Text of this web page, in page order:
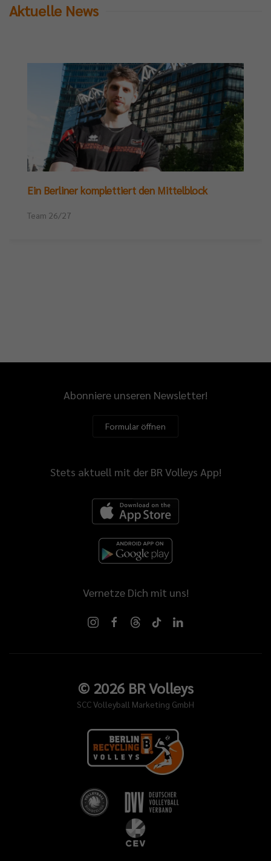
Aktuelle News
Ein Berliner komplettiert den Mittelblock
Team 26/27
Abonniere unseren Newsletter!
Formular öffnen
Stets aktuell mit der BR Volleys App!
Vernetze Dich mit uns!
© 2026BR Volleys
SCC Volleyball Marketing GmbH